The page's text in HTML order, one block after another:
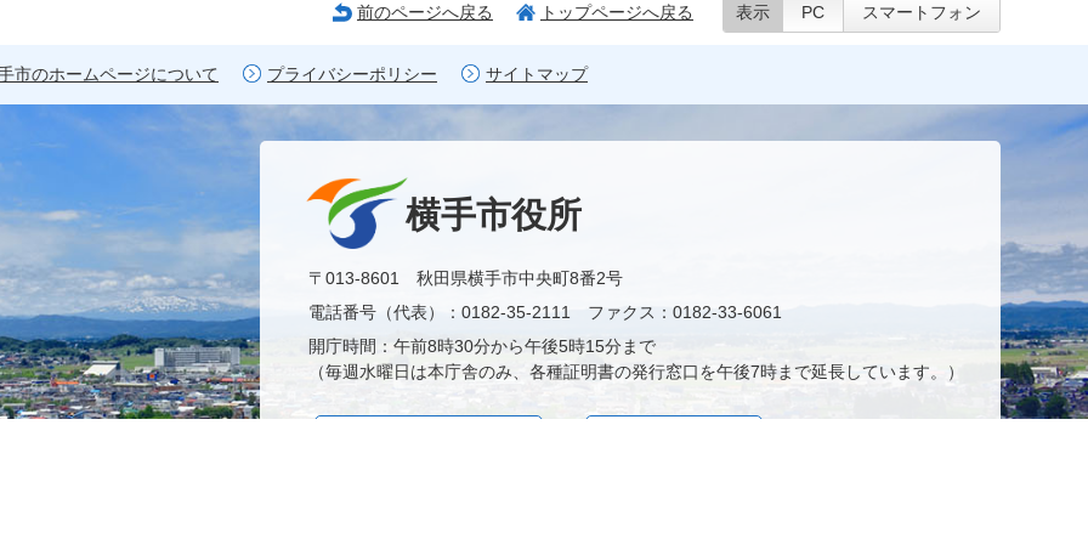
前のページへ戻る トップページへ戻る 表示 PC スマートフォン
市のホームページについて プライバシーポリシー サイトマップ
横手市役所
〒013-8601 秋田県横手市中央町8番2号
電話番号（代表）：0182-35-2111 ファクス：0182-33-6061
開庁時間：午前8時30分から午後5時15分まで
（毎週水曜日は本庁舎のみ、各種証明書の発行窓口を午後7時まで延長しています。）